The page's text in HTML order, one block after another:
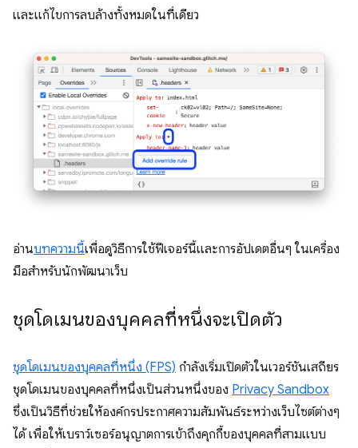
และแก้ไขการลบล้างทั้งหมดในที่เดียว
อ่านบทความนี้เพื่อดูวิธีการใช้ฟีเจอร์นี้และการอัปเดตอื่นๆ ในเครื่อง
มือสำหรับนักพัฒนาเว็บ
ชุดโดเมนของบุคคลที่หนึ่งจะเปิดตัว
ชุดโดเมนของบุคคลที่หนึ่ง (FPS) กำลังเริ่มเปิดตัวในเวอร์ชันเสถียร
ชุดโดเมนของบุคคลที่หนึ่งเป็นส่วนหนึ่งของ Privacy Sandbox
ซึ่งเป็นวิธีที่ช่วยให้องค์กรประกาศความสัมพันธ์ระหว่างเว็บไซต์ต่างๆ
ได้ เพื่อให้เบราว์เซอร์อนุญาตการเข้าถึงคุกกี้ของบุคคลที่สามแบบ